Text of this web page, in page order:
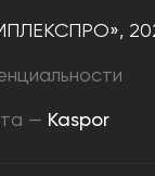
— Kaspor